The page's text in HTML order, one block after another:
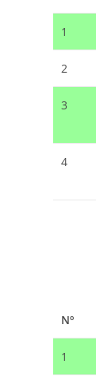
1
2
3
4
Nº
1